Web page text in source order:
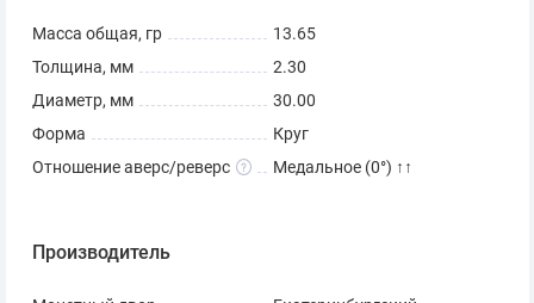
Масса общая, гр
13.65
Толщина, мм
2.30
Диаметр, мм
30.00
Форма
Круг
Отношение аверс/реверс
Медальное (0°) ↑↑
Производитель